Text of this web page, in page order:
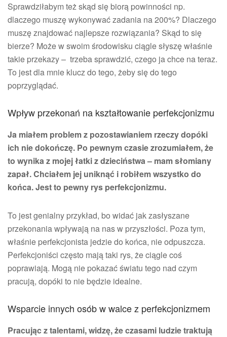
Sprawdziłabym też skąd się biorą powinności np.
dlaczego muszę wykonywać zadania na 200%? Dlaczego
muszę znajdować najlepsze rozwiązania? Skąd to się
bierze? Może w swoim środowisku ciągle słyszę właśnie
takie przekazy – trzeba sprawdzić, czego ja chce na teraz.
To jest dla mnie klucz do tego, żeby się do tego
poprzyglądać.
Wpływ przekonań na kształtowanie perfekcjonizmu
Ja miałem problem z pozostawianiem rzeczy dopóki
ich nie dokończę. Po pewnym czasie zrozumiałem, że
to wynika z mojej łatki z dzieciństwa – mam słomiany
zapał. Chciałem jej uniknąć i robiłem wszystko do
końca. Jest to pewny rys perfekcjonizmu.
To jest genialny przykład, bo widać jak zasłyszane
przekonania wpływają na nas w przyszłości. Poza tym,
właśnie perfekcjonista jedzie do końca, nie odpuszcza.
Perfekcjoniści często mają taki rys, że ciągle coś
poprawiają. Mogą nie pokazać światu tego nad czym
pracują, dopóki to nie będzie idealne.
Wsparcie innych osób w walce z perfekcjonizmem
Pracując z talentami, widzę, że czasami ludzie traktują